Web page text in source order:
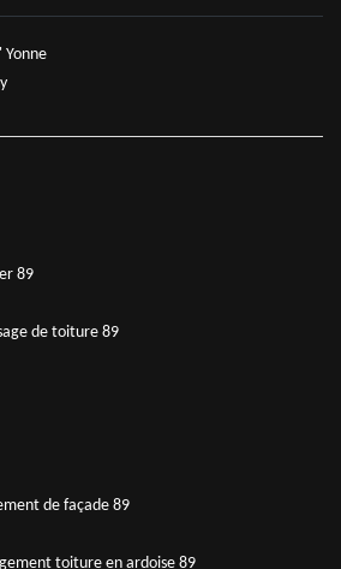
89
de toiture 89
de façade 89
toiture en ardoise 89